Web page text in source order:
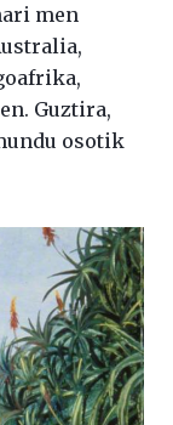
men
Guztira,
osotik